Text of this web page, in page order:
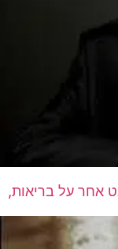
אחר על בריאות,